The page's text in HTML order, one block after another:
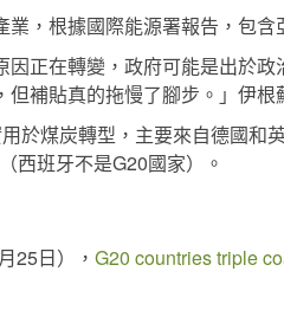
，根據國際能源署報告，包
因正在轉變，政府可能是出於
補貼真的拖慢了腳步。」伊根
於煤炭轉型，主要來自德國和
西班牙不是G20國家）。
25日）， G20 countries triple